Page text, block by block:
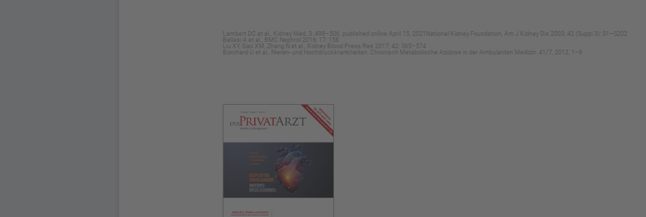
Lambert DC et al., Kidney Med, 3: 498–506, published online April 15, 2021National Kidney Foundation, Am J Kidney Dis 2003; 42 (Suppl 3): S1–S202
Bellasi A et al., BMC Nephrol 2016; 17: 158
Liu XY, Gao XM, Zhang N et al., Kidney Blood Press Res 2017; 42: 565–574
Borchard U et al., Nieren- und Hochdruckkrankheiten. Chronisch Metabolische Azidose in der Ambulanten Medizin. 41/7, 2012, 1–6